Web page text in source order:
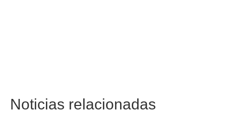
Noticias relacionadas